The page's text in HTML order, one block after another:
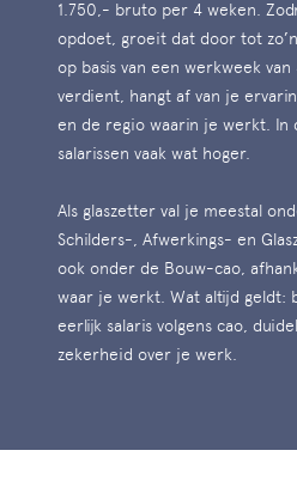
1.750,- bruto per 4 weken.
opdoet, groeit dat door tot
op basis van een werkweek
verdient, hangt af van je
en de regio waarin je werkt. In
salarissen vaak wat hoger.
Als glaszetter val je meestal
Schilders-, Afwerkings- en
ook onder de Bouw-cao,
waar je werkt. Wat altijd geldt:
eerlijk salaris volgens cao,
zekerheid over je werk.